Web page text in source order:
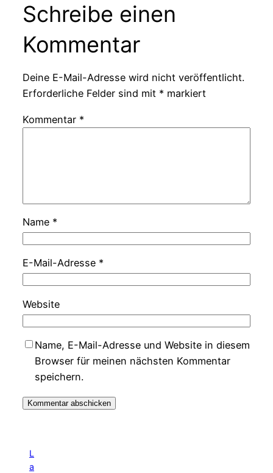
Schreibe einen
Kommentar
Deine E-Mail-Adresse wird nicht veröffentlicht.
Erforderliche Felder sind mit * markiert
Kommentar *
Name *
E-Mail-Adresse *
Website
Name, E-Mail-Adresse und Website in diesem
Browser für meinen nächsten Kommentar
speichern.
L
a